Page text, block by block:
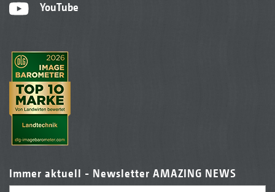
YouTube
Immer aktuell - Newsletter AMAZING NEWS